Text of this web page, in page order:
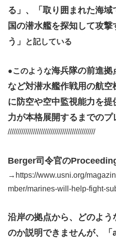
る」、「取り囲まれた海
国の潜水艦を探知して攻
う」
と記している
●このような海兵隊の前進拠
など対潜水艦作戦用の航
に防空や空中監視能力を
力が本格展開するまでのプ
/////////////////////////////////////////////
Berger司令官の
→https://www.usni.org/
mber/marines-will-help-fight-
沿岸の拠点から、どのよ
のか説明できませんが、